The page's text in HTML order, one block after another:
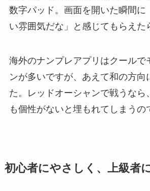
数字パッド。画面を開いた瞬間に
い雰囲気だな」と感じてもらえた
海外のナンプレアプリはクールで
ンが多いですが、あえて和の方向
た。レッドオーシャンで戦うなら
も個性がないと埋もれてしまうの
初心者にやさしく、上級者